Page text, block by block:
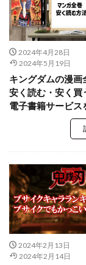
2024年4月28日
2024年5月19日
キングダムの漫画
安く読む・安く買
電子書籍サービス
2024年2月13日
2024年2月14日